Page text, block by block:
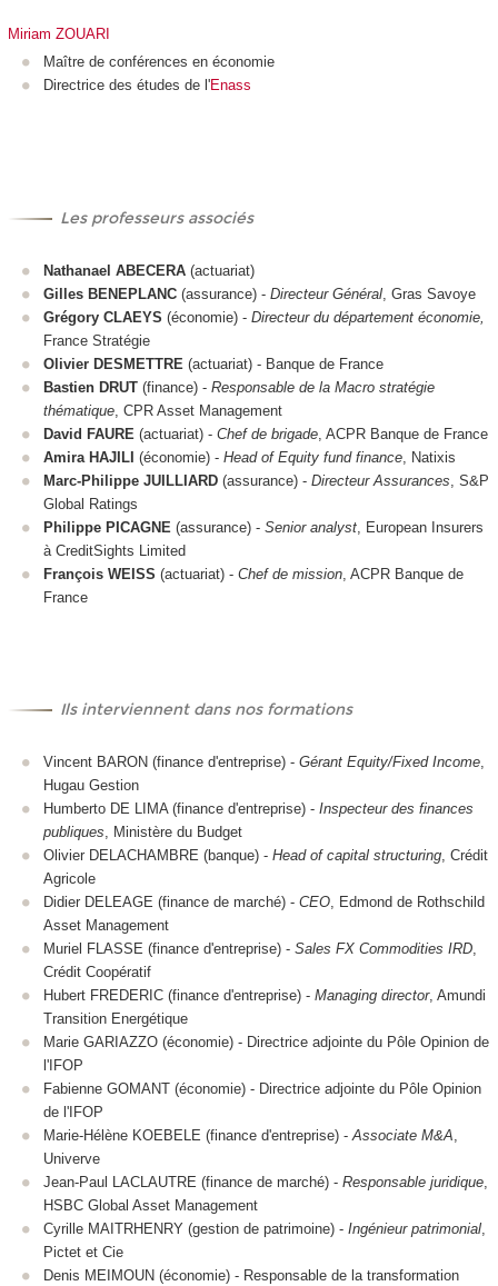
Miriam ZOUARI
Maître de conférences en économie
Directrice des études de l'Enass
Les professeurs associés
Nathanael ABECERA (actuariat)
Gilles BENEPLANC (assurance) - Directeur Général, Gras Savoye
Grégory CLAEYS (économie) - Directeur du département économie,
France Stratégie
Olivier DESMETTRE (actuariat) - Banque de France
Bastien DRUT (finance) - Responsable de la Macro stratégie
thématique, CPR Asset Management
David FAURE (actuariat) - Chef de brigade, ACPR Banque de France
Amira HAJILI (économie) - Head of Equity fund finance, Natixis
Marc-Philippe JUILLIARD (assurance) - Directeur Assurances, S&P
Global Ratings
Philippe PICAGNE (assurance) - Senior analyst, European Insurers
à CreditSights Limited
François WEISS (actuariat) - Chef de mission, ACPR Banque de
France
Ils interviennent dans nos formations
Vincent BARON (finance d'entreprise) - Gérant Equity/Fixed Income,
Hugau Gestion
Humberto DE LIMA (finance d'entreprise) - Inspecteur des finances
publiques, Ministère du Budget
Olivier DELACHAMBRE (banque) - Head of capital structuring, Crédit
Agricole
Didier DELEAGE (finance de marché) - CEO, Edmond de Rothschild
Asset Management
Muriel FLASSE (finance d'entreprise) - Sales FX Commodities IRD,
Crédit Coopératif
Hubert FREDERIC (finance d'entreprise) - Managing director, Amundi
Transition Energétique
Marie GARIAZZO (économie) - Directrice adjointe du Pôle Opinion de
l'IFOP
Fabienne GOMANT (économie) - Directrice adjointe du Pôle Opinion
de l'IFOP
Marie-Hélène KOEBELE (finance d'entreprise) -Associate M&A,
Univerve
Jean-Paul LACLAUTRE (finance de marché) - Responsable juridique,
HSBC Global Asset Management
Cyrille MAITRHENRY (gestion de patrimoine) - Ingénieur patrimonial,
Pictet et Cie
Denis MEIMOUN (économie) - Responsable de la transformation